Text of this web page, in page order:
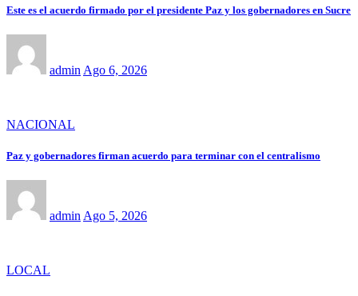
Este es el acuerdo firmado por el presidente Paz y los gobernadores en Sucre
admin Ago 6, 2026
NACIONAL
Paz y gobernadores firman acuerdo para terminar con el centralismo
admin Ago 5, 2026
LOCAL